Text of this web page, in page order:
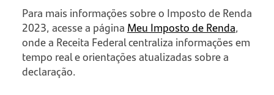
Para mais informações sobre o Imposto de Renda
2023, acesse a página Meu Imposto de Renda,
onde a Receita Federal centraliza informações em
tempo real e orientações atualizadas sobre a
declaração.